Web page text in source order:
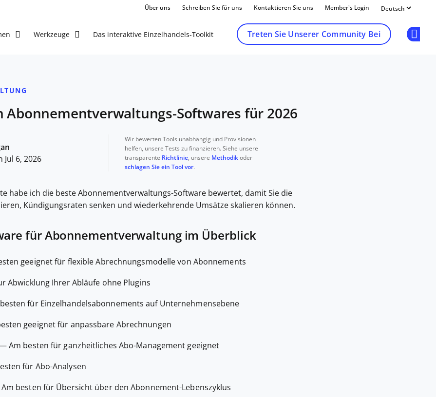
Über uns Schreiben Sie für uns Kontaktieren Sie uns Member's Login
Werkzeuge Das interaktive Einzelhandels-Toolkit Treten Sie Unserer Community Bei
Abonnementverwaltungs-Softwares für 2026
6, 2026
Wir bewerten Tools unabhängig und Provisionen
helfen, unsere Tests zu finanzieren. Siehe unsere
transparente Richtlinie, unsere Methodikoder
schlagen Sie ein Tool vor.
habe ich die beste Abonnementverwaltungs-Software bewertet, damit Sie die
Kündigungsraten senken und wiederkehrende Umsätze skalieren können.
für Abonnementverwaltung im Überblick
geeignet für flexible Abrechnungsmodelle von Abonnements
Abwicklung Ihrer Abläufe ohne Plugins
für Einzelhandelsabonnements auf Unternehmensebene
geeignet für anpassbare Abrechnungen
Am besten für ganzheitliches Abo-Management geeignet
für Abo-Analysen
Am besten für Übersicht über den Abonnement-Lebenszyklus